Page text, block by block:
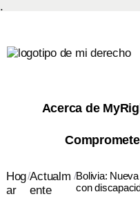
.
Acerca de
Hog
ar
/Actualm
ente
/Bolivia:
con